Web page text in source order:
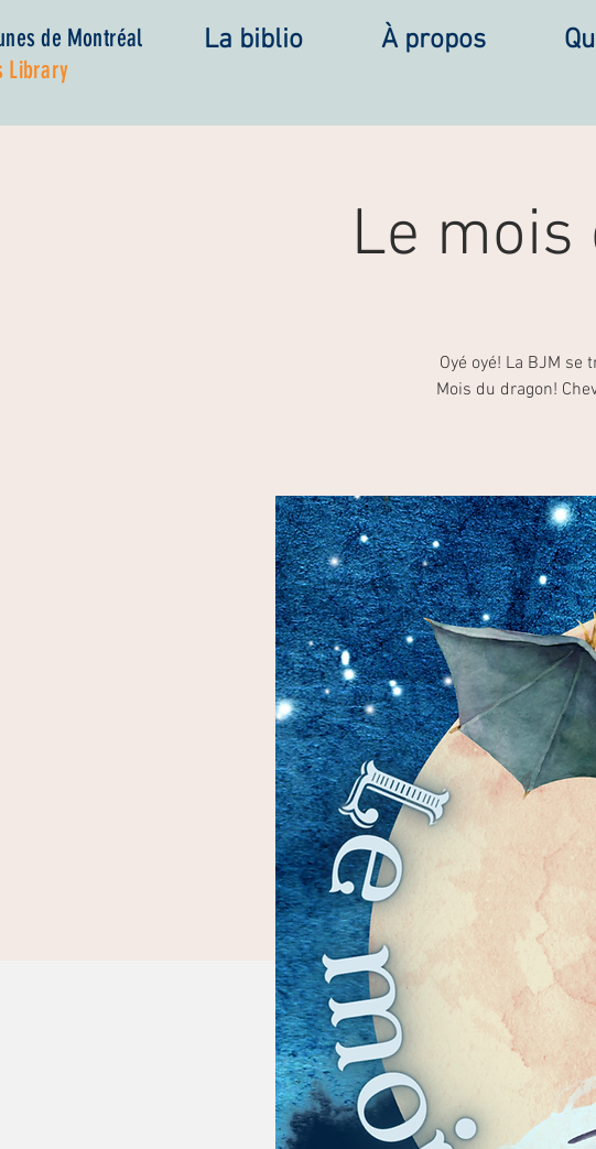
de Montréal
Library
La biblio À propos
Le mois
Oyé oyé! La BJM
Mois du dragon!